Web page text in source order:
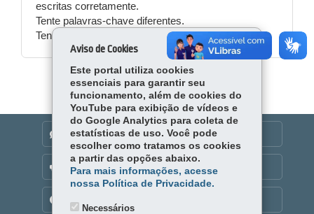
escritas corretamente.
Tente palavras-chave diferentes.
Tente palavras-chave mais genéricas.
DENUNCIE CORRUPÇÃO
OUVIDORIA
Aviso de Cookies
Este portal utiliza cookies
essenciais para garantir seu
funcionamento, além de cookies do
YouTube para exibição de vídeos e
do Google Analytics para coleta de
estatísticas de uso. Você pode
escolher como tratamos os cookies
a partir das opções abaixo.
Para mais informações, acesse
nossa Política de Privacidade.
Necessários